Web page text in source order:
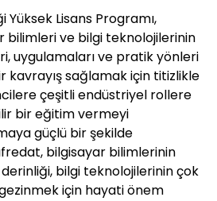
Yüksek Lisans Programı,
ve bilgi teknolojilerinin
uygulamaları ve pratik yönleri
kavrayış sağlamak için titizlikle
çeşitli endüstriyel rollere
bir eğitim vermeyi
güçlü bir şekilde
bilgisayar bilimlerinin
bilgi teknolojilerinin çok
için hayati önem